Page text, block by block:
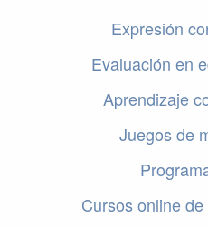
Expresión
Evaluación en
Aprendizaje
Juegos de
Cursos online